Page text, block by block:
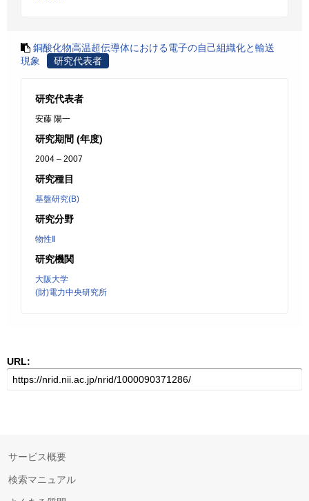
銅酸化物高温超伝導体における電子の自己組織化と輸送
現象
研究代表者
研究代表者
安藤 陽一
研究期間 (年度)
2004 – 2007
研究種目
基盤研究(B)
研究分野
物性Ⅱ
研究機関
大阪大学
(財)電力中央研究所
URL:
サービス概要
検索マニュアル